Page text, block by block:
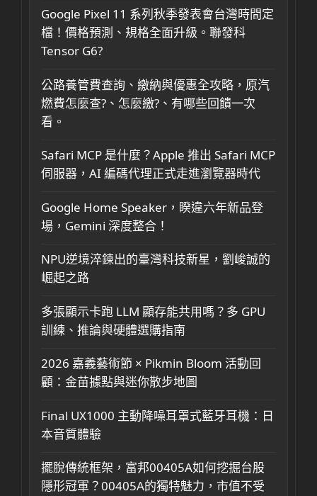
Google Pixel 11 系列秋季發表會台灣時間定
檔！價格預測、規格全面升級。聯發科
Tensor G6?
公路養管費查詢、繳納與優惠全攻略，原汽
燃費怎麼查?、怎麼繳?、有哪些回饋一次
看。
Safari MCP 是什麼？Apple 推出 Safari MCP
伺服器，AI 編碼代理正式走進瀏覽器時代
Google Home Speaker，睽違六年新品登
場，Gemini 深度整合！
NPU逆境淬鍊出的臺灣科技新星，劉峻誠的
崛起之路
多張顯示卡跑 LLM 顯存能共用嗎？多 GPU
訓練、推論與硬體選購指南
2026 嘉義藝術節 × Pikmin Bloom 活動回
顧：金苗據點與迷你散步地圖
Final UX1000 主動降噪耳罩式藍牙耳機：日
本音質體驗
擺脫傳統框架，富邦00405A如何挖掘台股
隱形冠軍？00405A的獨特魅力，市值不受